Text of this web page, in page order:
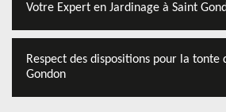
Votre Expert en Jardinage à Saint
Respect des dispositions pour la tonte
Gondon